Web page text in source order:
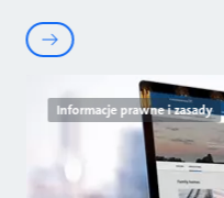
Informacje prawne i zasady